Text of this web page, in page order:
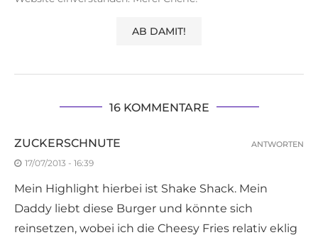
16 KOMMENTARE
ZUCKERSCHNUTE
17/07/2013 - 16:39
Mein Highlight hierbei ist Shake Shack. Mein
Daddy liebt diese Burger und könnte sich
reinsetzen, wobei ich die Cheesy Fries relativ eklig
ANTWORTEN